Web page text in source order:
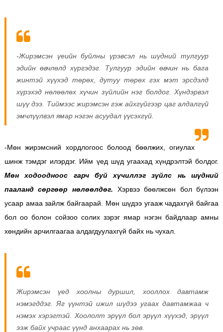
-Жирэмсэн үеийн буйлны үрэвсэл нь шүдний тулгуур
эдийн өвчлөлд хүргэдэг. Тулгуур эдийн өвчин нь бага
жинтэй хүүхэд төрөх, дутуу төрөх гэх мэт эрсдэлд
хүрэхэд нөлөөлөх хүчин зүйлийн нэг болдог. Хүндэрвэл
шүү дээ. Тиймээс жирэмсэн гэж айхгүйгээр цаг алдалгүй
эмчлүүлвэл ямар нэгэн асуудал үүсэхгүй.
-Мөн жирэмсний хордлогоос болоод бөөлжих, огиулах
шинж тэмдэг илэрдэг. Ийм үед шүд угаахад хүндрэлтэй болдог.
Мөн ходоодноос гарч буй хүчиллэг зүйлс нь шүдний
пааланд сөргөөр нөлөөлдөг. Хэрвээ бөөлжсөн бол бүлээн
усаар амаа зайлж байгаарай. Мөн шүдээ угааж чадахгүй байгаа
бол оо болон сойзоо солих зэрэг ямар нэгэн байдлаар амны
хөндийн арчилгаагаа алдагдуулахгүй байх нь чухал.
Жирэмсэн үед хоолны дуршил, хооллох давтамж
нэмэгддэг. Яг үүнтэй ижил шүдээ угаах давтамжаа ч
нэмэх хэрэгтэй. Хоололт эрүүл бол эрүүл хүүхэд, эрүүл
ээж байх учраас үүнд анхаарах нь зөв.